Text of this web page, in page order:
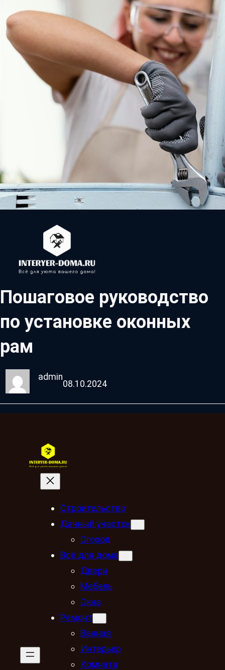
Пошаговое руководство
по установке оконных
рам
admin
08.10.2024
Строительство
Дачный участок
Огород
Всё для дома
Двери
Мебель
Окна
Ремонт
Ванная
Интерьер
Комната